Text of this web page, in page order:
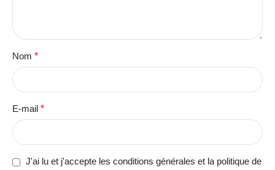
Nom *
E-mail *
J'ai lu et j'accepte les conditions générales et la politique de